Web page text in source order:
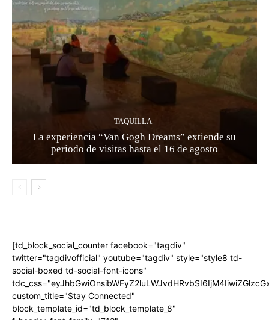
TAQUILLA
La experiencia “Van Gogh Dreams” extiende su
periodo de visitas hasta el 16 de agosto
[td_block_social_counter facebook="tagdiv"
twitter="tagdivofficial" youtube="tagdiv" style="style8 td-
social-boxed td-social-font-icons"
custom_title="Stay Connected"
block_template_id="td_block_template_8"